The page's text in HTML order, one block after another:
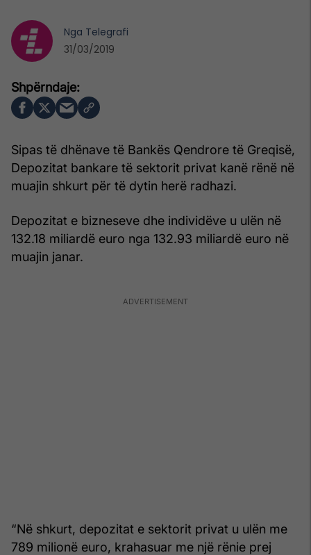
Sipas të dhënave të Bankës Qendrore të Greqisë,
Depozitat bankare të sektorit privat kanë rënë në
muajin shkurt për të dytin herë radhazi.
Depozitat e bizneseve dhe individëve u ulën në
132.18 miliardë euro nga 132.93 miliardë euro në
muajin janar.
“Në shkurt, depozitat e sektorit privat u ulën me
789 milionë euro, krahasuar me një rënie prej
Nga Telegrafi
31/03/2019